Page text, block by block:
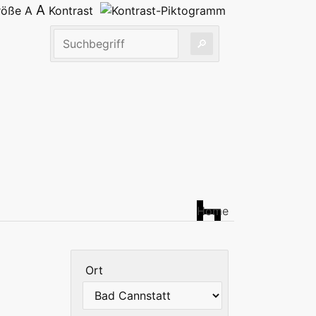
A A Kontrast
Home
Ort